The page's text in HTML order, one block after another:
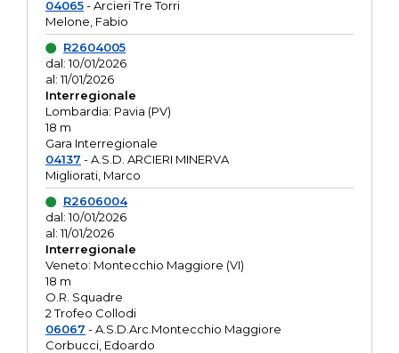
04065- Arcieri Tre Torri
Melone, Fabio
R2604005
dal: 10/01/2026
al: 11/01/2026
Interregionale
Lombardia: Pavia (PV)
18 m
Gara Interregionale
04137 - A.S.D. ARCIERI MINERVA
Migliorati, Marco
R2606004
dal: 10/01/2026
al: 11/01/2026
Interregionale
Veneto: Montecchio Maggiore (VI)
18 m
O.R. Squadre
2 Trofeo Collodi
06067 - A.S.D.Arc.Montecchio Maggiore
Corbucci, Edoardo